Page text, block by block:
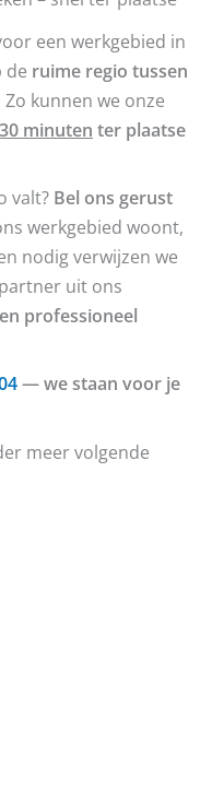
een werkgebied in
de ruime regio tussen
Zo kunnen we onze
30 minuten ter plaatse
valt? Bel ons gerust
werkgebied woont,
nodig verwijzen we
uit ons
professioneel
— we staan voor je
meer volgende